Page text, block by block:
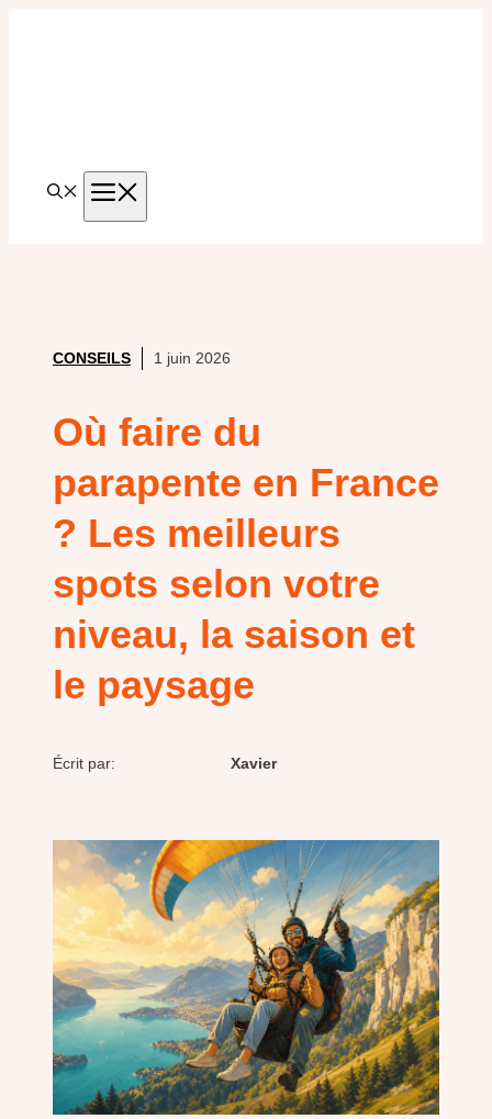
CONSEILS 1 juin 2026
Où faire du
parapente en France
? Les meilleurs
spots selon votre
niveau, la saison et
le paysage
Écrit par: Xavier